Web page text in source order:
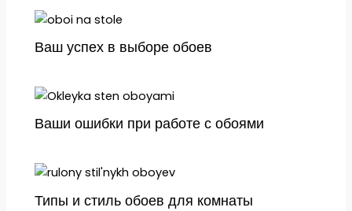
Ваш успех в выборе обоев
Ваши ошибки при работе с обоями
Типы и стиль обоев для комнаты